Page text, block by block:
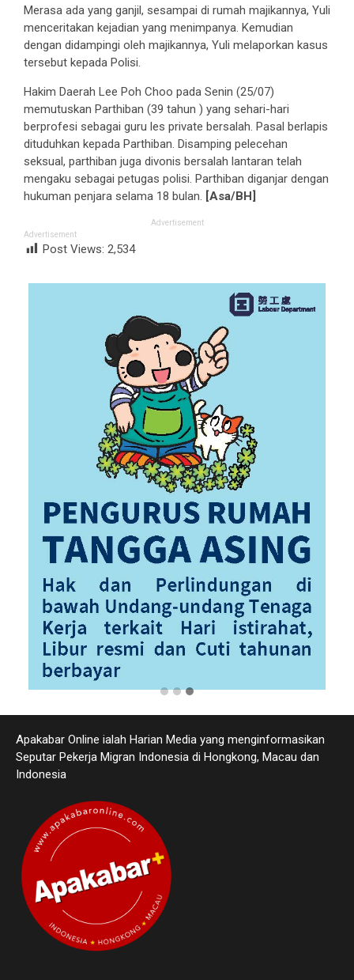
Merasa ada yang ganjil, sesampai di rumah majikannya, Yuli
menceritakan kejadian yang menimpanya. Kemudian
dengan didampingi oleh majikannya, Yuli melaporkan kasus
tersebut kepada Polisi.
Hakim Daerah Lee Poh Choo pada Senin (25/07)
memutuskan Parthiban (39 tahun ) yang sehari-hari
berprofesi sebagai guru les private bersalah. Pasal berlapis
dituduhkan kepada Parthiban. Disamping pelecehan
seksual, parthiban juga divonis bersalah lantaran telah
mengaku sebagai petugas polisi. Parthiban diganjar dengan
hukuman penjara selama 18 bulan.
[Asa/BH]
Advertisement
Advertisement
Post Views: 2,534
Apakabar Online ialah Harian Media yang menginformasikan
Seputar Pekerja Migran Indonesia di Hongkong, Macau dan
Indonesia